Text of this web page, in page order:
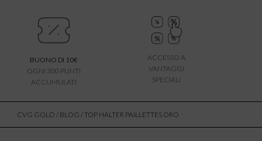
BUONO DI 10€
OGNI 300 PUNTI
ACCUMULATI
ACCESSO A
VANTAGGI
SPECIALI
CVG GOLD / BLOG / TOP HALTER PAILLETTES ORO